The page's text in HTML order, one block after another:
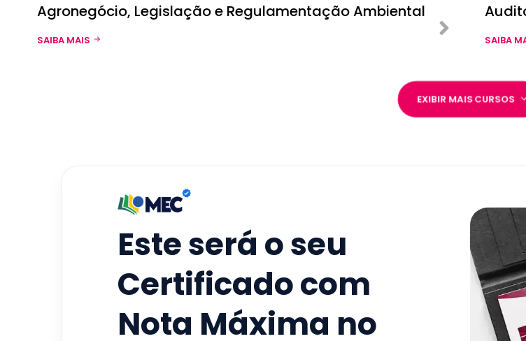
Agronegócio, Legislação e Regulamentação Ambiental
SAIBA MAIS SAIBA
EXIBIR MAIS CURSOS
Este será o seu
Certificado com
Nota Máxima no